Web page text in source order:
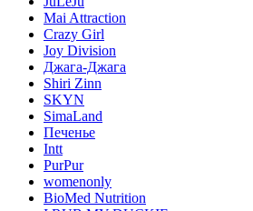
Mai Attraction
Crazy Girl
Joy Division
Джага-Джага
Shiri Zinn
SKYN
SimaLand
Печенье
Intt
PurPur
womenonly
BioMed Nutrition